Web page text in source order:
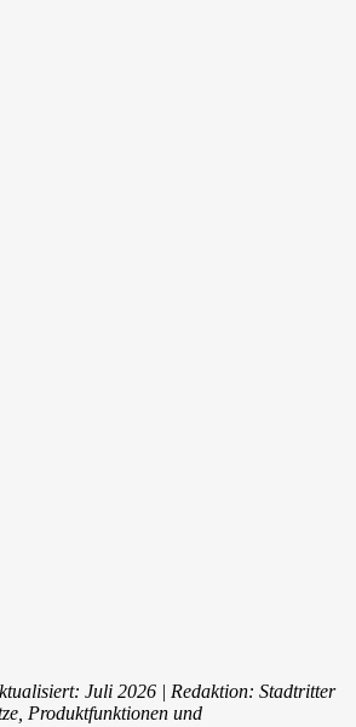
Juli 2026 | Redaktion: Stadtritter
Produktfunktionen und